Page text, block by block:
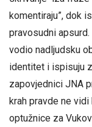
komentiraju”, dok
pravosudni
vodio nadljudsku
identitet i ispisuju
zapovjednici JNA
krah pravde ne
optužnice za